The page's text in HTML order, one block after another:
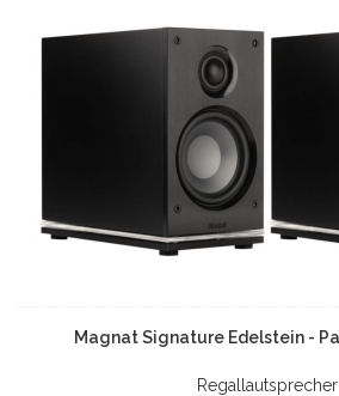
Magnat Signature Edelstein -
Regallautsprecher